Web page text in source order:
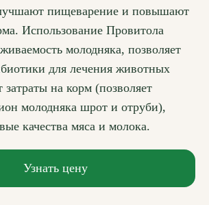
пищеварение и повышают
Использование Провитола
молодняка, позволяет
для лечения животных
на корм (позволяет
молодняка шрот и отруби),
качества мяса и молока.
Узнать цену